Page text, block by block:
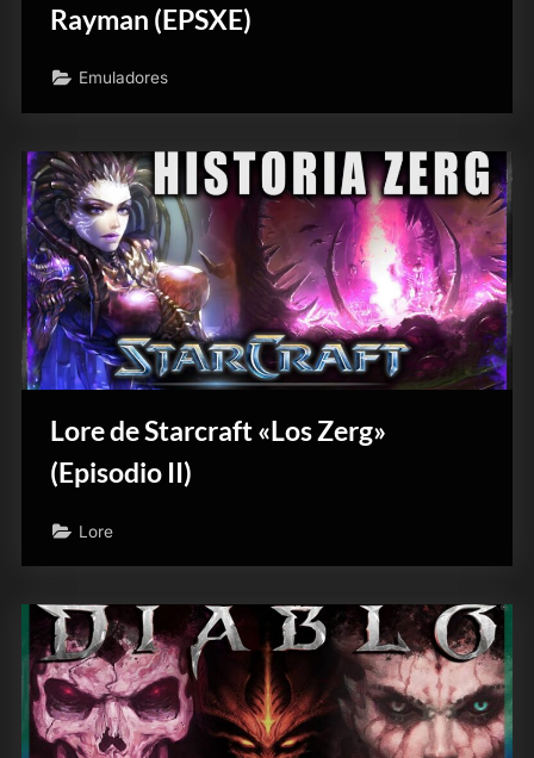
Rayman (EPSXE)
Emuladores
Lore de Starcraft «Los Zerg»
(Episodio II)
Lore